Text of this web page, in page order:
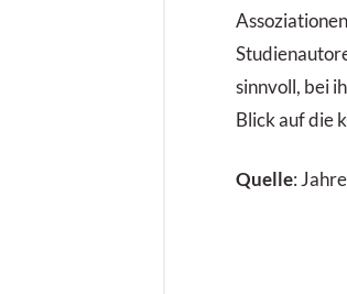
sinnvoll, bei
Blick auf die
Quelle: